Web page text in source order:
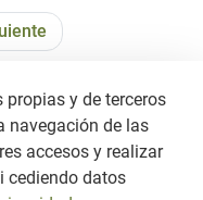
y de terceros
navegación de las
accesos y realizar
cediendo datos